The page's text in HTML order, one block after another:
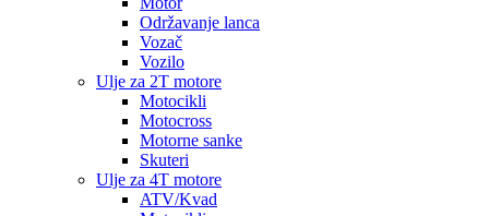
Održavanje lanca
Vozač
Vozilo
Ulje za 2T motore
Motocikli
Motocross
Motorne sanke
Skuteri
Ulje za 4T motore
ATV/Kvad